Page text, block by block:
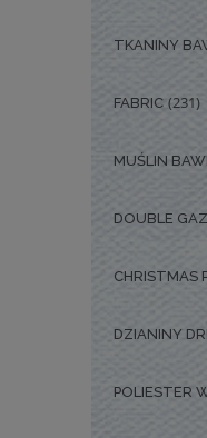
TKANINY
FABRIC (231)
MUŚLIN
DOUBLE
CHRISTMAS
DZIANINY
POLIESTER